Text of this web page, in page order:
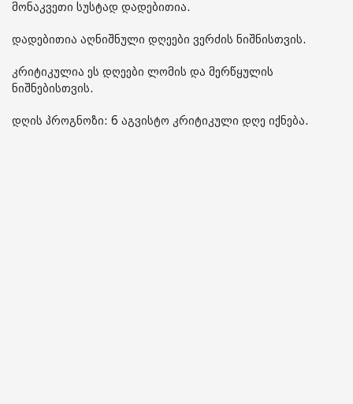
მონაკვეთი სუსტად დადებითია.
დადებითია აღნიშნული დღეები ვერძის ნიშნისთვის.
კრიტიკულია ეს დღეები ლომის და მერწყულის
ნიშნებისთვის.
დღის პროგნოზი: 6 აგვისტო კრიტიკული დღე იქნება.